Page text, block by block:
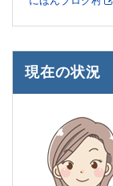
現在の状況